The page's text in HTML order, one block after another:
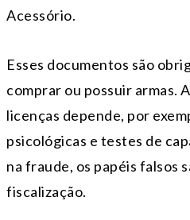
Acessório.
Esses documentos são
comprar ou possuir armas.
licenças depende, por
psicológicas e testes de
na fraude, os papéis falsos
fiscalização.